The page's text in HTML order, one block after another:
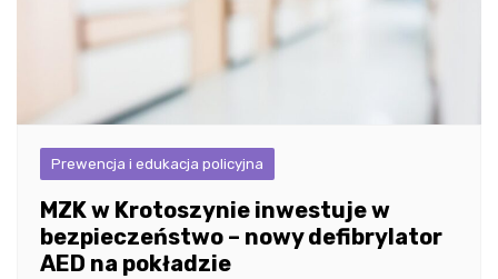
Prewencja i edukacja policyjna
MZK w Krotoszynie inwestuje w
bezpieczeństwo – nowy defibrylator
AED na pokładzie